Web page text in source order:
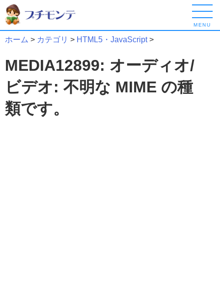
MENU
ホーム > カテゴリ > HTML5・JavaScript>
MEDIA12899: オーディオ/
ビデオ: 不明な MIME の種
類です。